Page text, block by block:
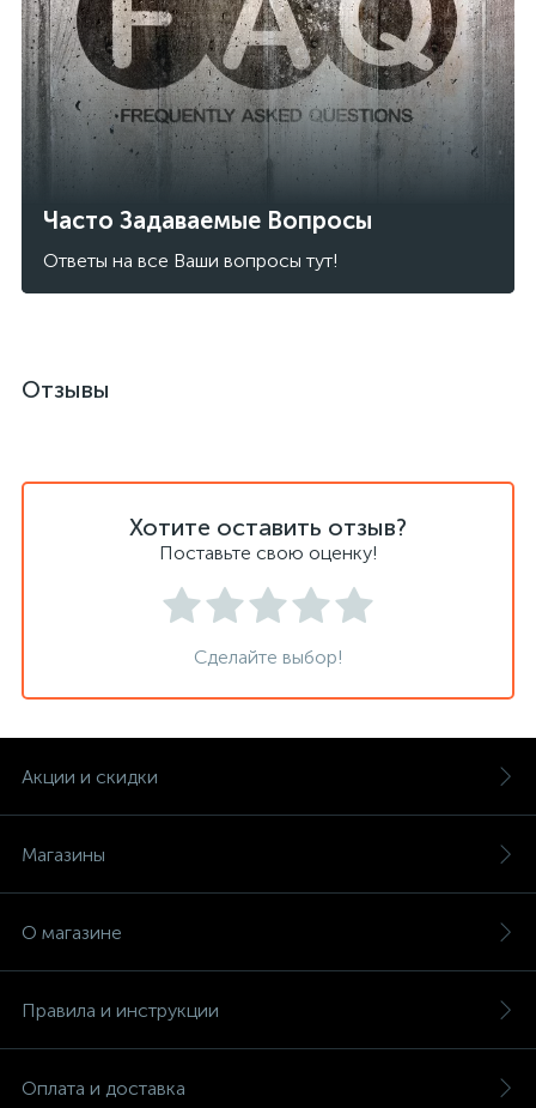
Часто Задаваемые Вопросы
Ответы на все Ваши вопросы тут!
Отзывы
Хотите оставить отзыв?
Поставьте свою оценку!
Сделайте выбор!
Акции и скидки
Магазины
О магазине
Правила и инструкции
Оплата и доставка